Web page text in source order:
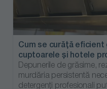
Cum se curăță eficient
cuptoarele și hotele
Depunerile de grăsime,
murdăria persistentă
detergenți profesionali